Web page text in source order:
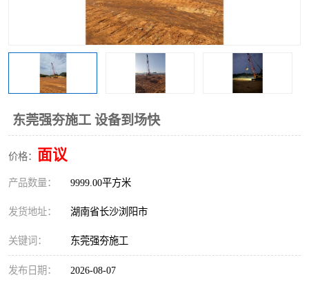
东莞强夯施工 设备到场快
价格： 面议
产品数量： 9999.00平方米
发货地址： 湖南省长沙浏阳市
关键词： 东莞强夯施工
发布日期： 2026-08-07